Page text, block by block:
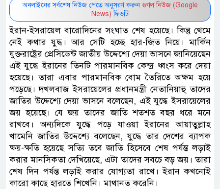
অনলাইনের সর্বশেষ নিউজ পেতে অনুসরণ করুন গুগল নিউজ (Google
News) ফিডটি
ইরান-ইসরায়েল বারোদিনের সংঘাত শেষ হয়েছে। কিন্তু থেমে
নেই কথার যুদ্ধ। আর সেটি হচ্ছে হার-জিত নিয়ে। মার্কিন
যুক্তরাষ্ট্রের প্রেসিডেন্ট জাতীয় উদ্দেশ্যে দেয়া ভাসনে জানিয়েছেন
এই যুদ্ধে ইরানের তিনটি পারমানবিক কেন্দ্র ধ্বংস করে দেয়া
হয়েছে। তারা এবার পারমানবিক বোম তৈরিতে অক্ষম হয়ে
পড়েছে। দখলবাজ ইসরায়েলের প্রধানমন্ত্রী নেতানিয়াহু তাদের
জাতির উদ্দেশ্যে দেয়া ভাসনে বলেছেন, এই যুদ্ধে ইসরায়েলের
জয় হয়েছে। যে জয় তাদের জাতি শতশত বছর ধরে মনে
রাখবে। অন্যদিকে যুদ্ধে পড়ে যাওয়া ইরানের আয়াতুল্লাহ
খামেনি জাতির উদ্দেশ্যে বলেছেন, যুদ্ধে তার দেশের ব্যাপক
ক্ষয়-ক্ষতি হয়েছে সত্যি তবে জাতি হিসেবে শেষ পর্যন্ত লড়াই
করার মানসিকতা দেখিয়েছে, এটা তাদের সবচে বড় জয়। তারা
শেষ দিন পর্যন্ত লড়াই করার যোগ্যতা রাখে। ইরান কখনোই
কারো কাছে হারতে শিখেনি। মাথানত করেনি।